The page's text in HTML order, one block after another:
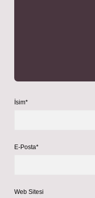
İsim*
E-Posta*
Web Sitesi